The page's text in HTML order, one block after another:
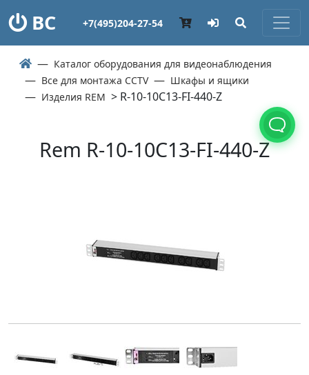
ВС +7(495)204-27-54
Каталог оборудования для видеонаблюдения
Все для монтажа CCTV
Шкафы и ящики
Изделия REM > R-10-10C13-FI-440-Z
Rem R-10-10C13-FI-440-Z